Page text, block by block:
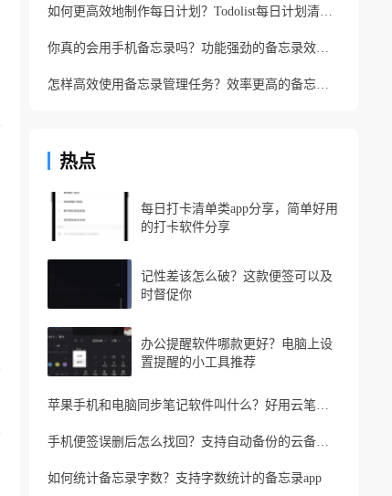
如何更高效地制作每日计划？Todolist每日计划清单制作方法
你真的会用手机备忘录吗？功能强劲的备忘录效率工具
怎样高效使用备忘录管理任务？效率更高的备忘录app
热点
每日打卡清单类app分享，简单好用
的打卡软件分享
记性差该怎么破？这款便签可以及
时督促你
办公提醒软件哪款更好？电脑上设
置提醒的小工具推荐
苹果手机和电脑同步笔记软件叫什么？好用云笔记软件分享
手机便签误删后怎么找回？支持自动备份的云备忘录软件
如何统计备忘录字数？支持字数统计的备忘录app